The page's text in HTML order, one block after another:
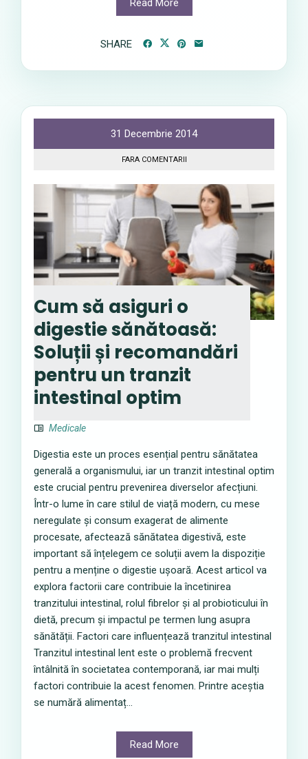
Read More
SHARE
31 Decembrie 2014
FARA COMENTARII
Cum să asiguri o
digestie sănătoasă:
Soluții și recomandări
pentru un tranzit
intestinal optim
Medicale
Digestia este un proces esențial pentru sănătatea
generală a organismului, iar un tranzit intestinal optim
este crucial pentru prevenirea diverselor afecțiuni.
Într-o lume în care stilul de viață modern, cu mese
neregulate și consum exagerat de alimente
procesate, afectează sănătatea digestivă, este
important să înțelegem ce soluții avem la dispoziție
pentru a menține o digestie ușoară. Acest articol va
explora factorii care contribuie la încetinirea
tranzitului intestinal, rolul fibrelor și al probioticului în
dietă, precum și impactul pe termen lung asupra
sănătății. Factori care influențează tranzitul intestinal
Tranzitul intestinal lent este o problemă frecvent
întâlnită în societatea contemporană, iar mai mulți
factori contribuie la acest fenomen. Printre aceștia
se numără alimentaț...
Read More